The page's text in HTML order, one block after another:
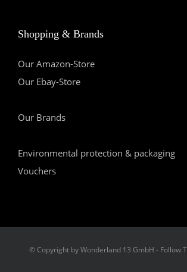
Shopping & Brands
Our Amazon-Store
Our Ebay-Store
Our Brands
Environmental protection & packaging
Vouchers
© Copyright by Wonderland 13 GmbH - Follow